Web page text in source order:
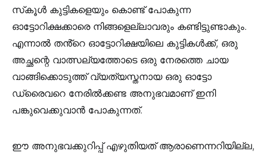
സ്‌കൂൾ കുട്ടികളെയും കൊണ്ട് പോകുന്ന
ഓട്ടോറിക്ഷക്കാരെ നിങ്ങളെല്ലാവരും കണ്ടിട്ടുണ്ടാകും.
എന്നാൽ തൻ്റെ ഓട്ടോറിക്ഷയിലെ കുട്ടികൾക്ക്, ഒരു
അച്ഛന്റെ വാത്സല്യത്തോടെ ഒരു നേരത്തെ ചായ
വാങ്ങിക്കൊടുത്ത് വ്യത്യസ്തനായ ഒരു ഓട്ടോ
ഡ്രൈവറെ നേരിൽക്കണ്ട അനുഭവമാണ് ഇനി
പങ്കുവെക്കുവാൻ പോകുന്നത്.
ഈ അനുഭവക്കുറിപ്പ് എഴുതിയത് ആരാണെന്നറിയില്ല,